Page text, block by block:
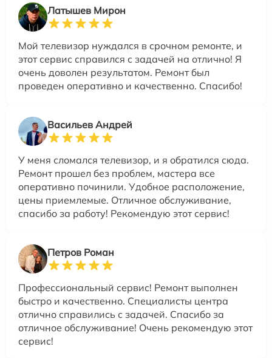
Латышев Мирон
Мой телевизор нуждался в срочном ремонте, и
этот сервис справился с задачей на отлично! Я
очень доволен результатом. Ремонт был
проведен оперативно и качественно. Спасибо!
Васильев Андрей
У меня сломался телевизор, и я обратился сюда.
Ремонт прошел без проблем, мастера все
оперативно починили. Удобное расположение,
цены приемлемые. Отличное обслуживание,
спасибо за работу! Рекомендую этот сервис!
Петров Роман
Профессиональный сервис! Ремонт выполнен
быстро и качественно. Специалисты центра
отлично справились с задачей. Спасибо за
отличное обслуживание! Очень рекомендую этот
сервис!